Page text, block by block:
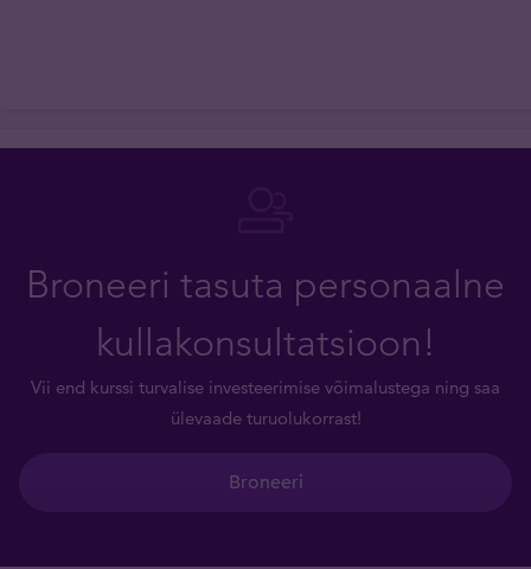
Broneeri tasuta personaalne
kullakonsultatsioon!
Vii end kurssi turvalise investeerimise võimalustega ning saa
ülevaade turuolukorrast!
Broneeri